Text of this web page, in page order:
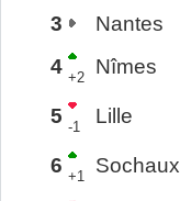
3
Nantes
4 +2 Nîmes
5 -1 Lille
6 +1 Sochaux